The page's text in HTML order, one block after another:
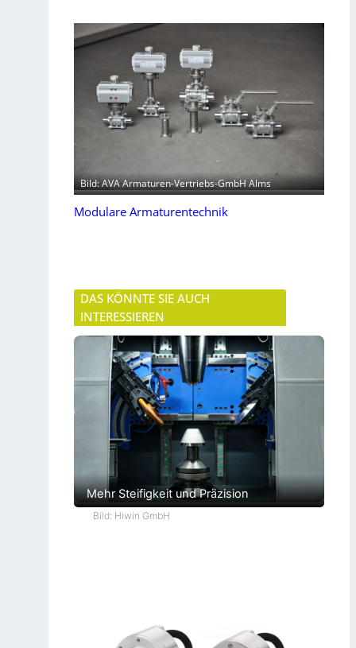
Bild: AVA Armaturen-Vertriebs-GmbH Alms
Modulare Armaturentechnik
DAS KÖNNTE SIE AUCH
INTERESSIEREN
Mehr Steifigkeit und Präzision
Bild: Hiwin GmbH